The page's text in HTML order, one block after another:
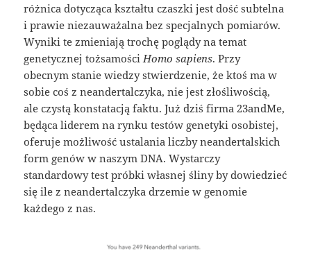
różnica dotycząca kształtu czaszki jest dość subtelna
i prawie niezauważalna bez specjalnych pomiarów.
Wyniki te zmieniają trochę poglądy na temat
genetycznej tożsamości Homo sapiens. Przy
obecnym stanie wiedzy stwierdzenie, że ktoś ma w
sobie coś z neandertalczyka, nie jest złośliwością,
ale czystą konstatacją faktu. Już dziś firma 23andMe,
będąca liderem na rynku testów genetyki osobistej,
oferuje możliwość ustalania liczby neandertalskich
form genów w naszym DNA. Wystarczy
standardowy test próbki własnej śliny by dowiedzieć
się ile z neandertalczyka drzemie w genomie
każdego z nas.